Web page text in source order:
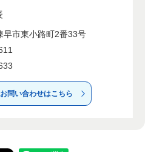
早市東小路町2番33号
問い合わせはこちら